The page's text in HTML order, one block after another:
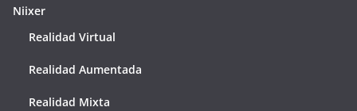
Niixer
Realidad Virtual
Realidad Aumentada
Realidad Mixta